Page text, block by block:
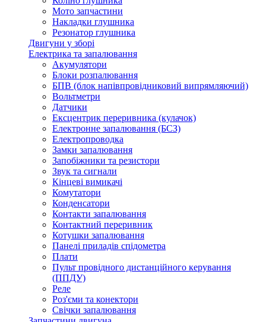
Мото запчастини
Накладки глушника
Резонатор глушника
Двигуни у зборі
Електрика та запалювання
Акумулятори
Блоки розпалювання
БПВ (блок напівпровідниковий випрямляючий)
Вольтметри
Датчики
Ексцентрик переривника (кулачок)
Електронне запалювання (БСЗ)
Електропроводка
Замки запалювання
Запобіжники та резистори
Звук та сигнали
Кінцеві вимикачі
Комутатори
Конденсатори
Контакти запалювання
Контактний переривник
Котушки запалювання
Панелі приладів спідометра
Плати
Пульт провідного дистанційного керування
(ППДУ)
Реле
Роз'єми та конектори
Свічки запалювання